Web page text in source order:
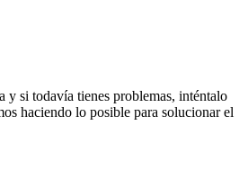
y si todavía tienes problemas, inténtalo
haciendo lo posible para solucionar el